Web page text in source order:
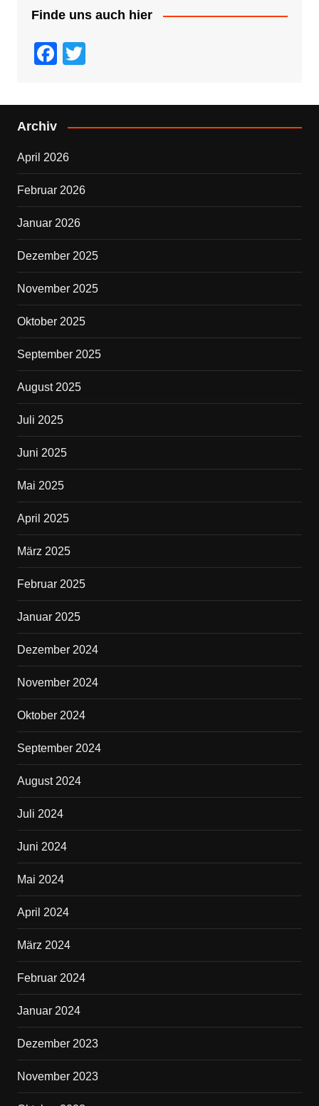
Finde uns auch hier
F
c
e
o
o
k
tt
er
Archiv
April 2026
Februar 2026
Januar 2026
Dezember 2025
November 2025
Oktober 2025
September 2025
August 2025
Juli 2025
Juni 2025
Mai 2025
April 2025
März 2025
Februar 2025
Januar 2025
Dezember 2024
November 2024
Oktober 2024
September 2024
August 2024
Juli 2024
Juni 2024
Mai 2024
April 2024
März 2024
Februar 2024
Januar 2024
Dezember 2023
November 2023